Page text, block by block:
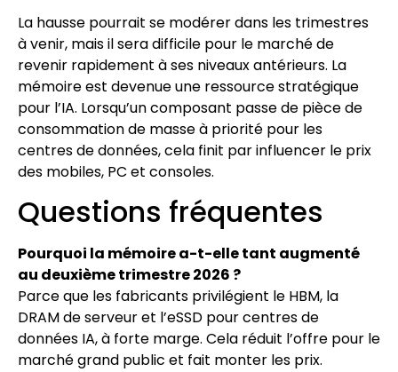
La hausse pourrait se modérer dans les trimestres
à venir, mais il sera difficile pour le marché de
revenir rapidement à ses niveaux antérieurs. La
mémoire est devenue une ressource stratégique
pour l’IA. Lorsqu’un composant passe de pièce de
consommation de masse à priorité pour les
centres de données, cela finit par influencer le prix
des mobiles, PC et consoles.
Questions fréquentes
Pourquoi la mémoire a-t-elle tant augmenté
au deuxième trimestre 2026 ?
Parce que les fabricants privilégient le HBM, la
DRAM de serveur et l’eSSD pour centres de
données IA, à forte marge. Cela réduit l’offre pour le
marché grand public et fait monter les prix.